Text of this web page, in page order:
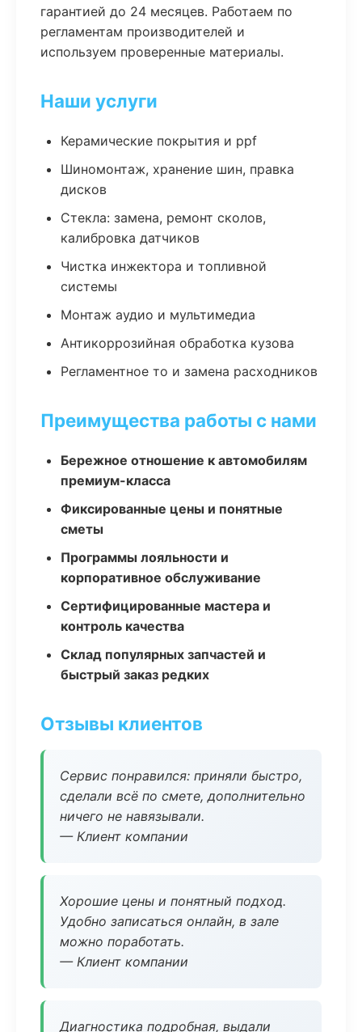
гарантией до 24 месяцев. Работаем по
регламентам производителей и
используем проверенные материалы.
Наши услуги
Керамические покрытия и ppf
Шиномонтаж, хранение шин, правка
дисков
Стекла: замена, ремонт сколов,
калибровка датчиков
Чистка инжектора и топливной
системы
Монтаж аудио и мультимедиа
Антикоррозийная обработка кузова
Регламентное то и замена расходников
Преимущества работы с нами
Бережное отношение к автомобилям
премиум-класса
Фиксированные цены и понятные
сметы
Программы лояльности и
корпоративное обслуживание
Сертифицированные мастера и
контроль качества
Склад популярных запчастей и
быстрый заказ редких
Отзывы клиентов
Сервис понравился: приняли быстро,
сделали всё по смете, дополнительно
ничего не навязывали.
— Клиент компании
Хорошие цены и понятный подход.
Удобно записаться онлайн, в зале
можно поработать.
— Клиент компании
Диагностика подробная, выдали